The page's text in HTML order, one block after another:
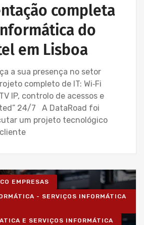
completa
do
em Lisboa
a sua presença no setor
completo de IT: Wi‑Fi
IP, controlo de acessos e
24/7 A DataRoad foi
um projeto tecnológico
EMPRESAS
- SERVIÇOS INFORMÁTICA
E SERVIÇOS INFORMÁTICA